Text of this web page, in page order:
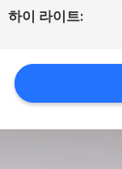
여
품
질
하이 라이트: